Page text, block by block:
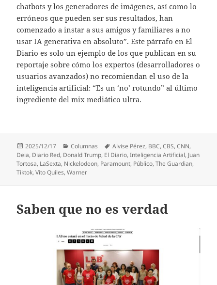
chatbots y los generadores de imágenes, así como lo
erróneos que pueden ser sus resultados, han
comenzado a instar a sus amigos y familiares a no
usar IA generativa en absoluto”. Este párrafo en El
Diario es solo un ejemplo de los que publican en su
reportaje sobre cómo los expertos (desarrolladores o
usuarios avanzados) no recomiendan el uso de la
inteligencia artificial: “Es un ‘no’ rotundo” al último
ingrediente del mix mediático ultra.
Publicado
el
2025/12/17 Categorías
Columnas Etiquetas
Alvise Pérez, BBC,CBS,CNN,
Deia, Diario Red, Donald Trump, El Diario,Inteligencia Artificial, Juan
Tortosa, LaSexta, Nickelodeon, Paramount, Público,The Guardian,
Tiktok,Vito Quiles,Warner
Saben que no es verdad